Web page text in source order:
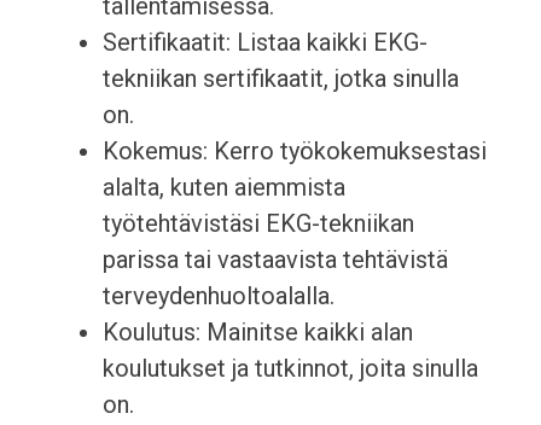
tallentamisessa.
Sertifikaatit: Listaa kaikki EKG-
tekniikan sertifikaatit, jotka sinulla
on.
Kokemus: Kerro työkokemuksestasi
alalta, kuten aiemmista
työtehtävistäsi EKG-tekniikan
parissa tai vastaavista tehtävistä
terveydenhuoltoalalla.
Koulutus: Mainitse kaikki alan
koulutukset ja tutkinnot, joita sinulla
on.